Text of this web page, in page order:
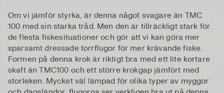
Om vi ​​jämför styrka, är denna något svagare än TMC
100 med sin starka tråd. Men den är tillräckligt stark för
de flesta fiskesituationer och gör att vi kan göra mer
sparsamt dressade torrflugor för mer krävande fiske.
Formen på denna krok är riktigt bra med ett lite kortare
skaft än TMC100 och ett större krokgap jämfört med
storleken. Mycket väl lämpad för olika typer av myggor